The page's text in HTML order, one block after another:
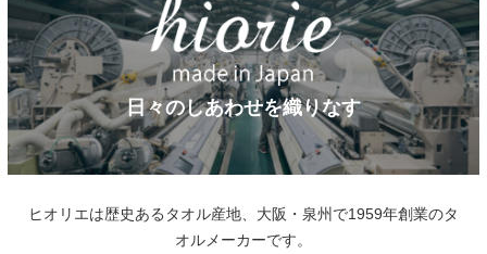
日々のしあわせを織りなす
ヒオリエは歴史あるタオル産地、大阪・泉州で1959年創業のタ
オルメーカーです。